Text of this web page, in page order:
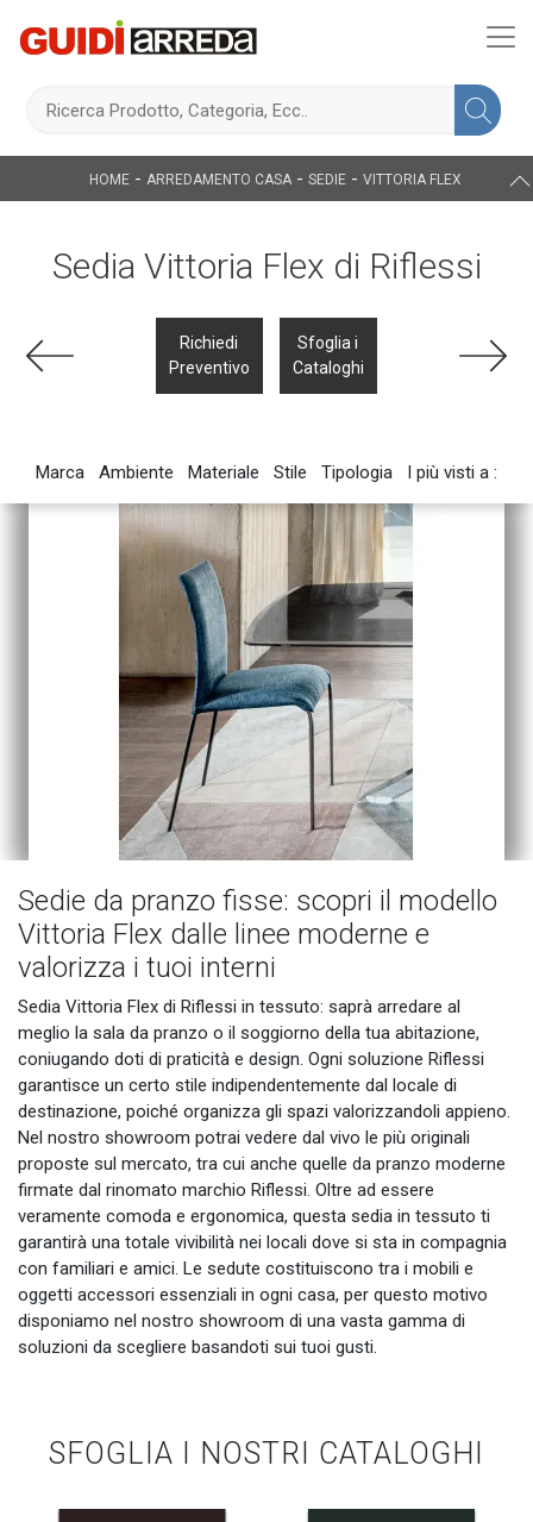
HOME - ARREDAMENTO CASA - SEDIE - VITTORIA FLEX
Sedia Vittoria Flex di Riflessi
Richiedi
Preventivo
Sfoglia i
Cataloghi
Marca Ambiente Materiale Stile Tipologia I più visti a :
Sedie da pranzo fisse: scopri il modello
Vittoria Flex dalle linee moderne e
valorizza i tuoi interni
Sedia Vittoria Flex di Riflessi in tessuto: saprà arredare al
meglio la sala da pranzo o il soggiorno della tua abitazione,
coniugando doti di praticità e design. Ogni soluzione Riflessi
garantisce un certo stile indipendentemente dal locale di
destinazione, poiché organizza gli spazi valorizzandoli appieno.
Nel nostro showroom potrai vedere dal vivo le più originali
proposte sul mercato, tra cui anche quelle da pranzo moderne
firmate dal rinomato marchio Riflessi. Oltre ad essere
veramente comoda e ergonomica, questa sedia in tessuto ti
garantirà una totale vivibilità nei locali dove si sta in compagnia
con familiari e amici. Le sedute costituiscono tra i mobili e
oggetti accessori essenziali in ogni casa, per questo motivo
disponiamo nel nostro showroom di una vasta gamma di
soluzioni da scegliere basandoti sui tuoi gusti.
SFOGLIA I NOSTRI CATALOGHI